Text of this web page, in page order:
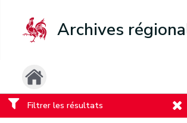
Archives
Filtrer les résultats